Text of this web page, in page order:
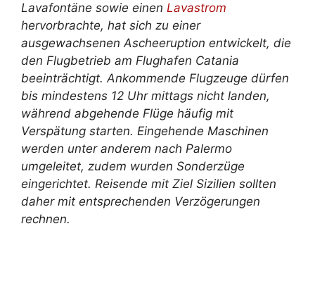
Lavafontäne sowie einen Lavastrom
hervorbrachte, hat sich zu einer
ausgewachsenen Ascheeruption entwickelt, die
den Flugbetrieb am Flughafen Catania
beeinträchtigt. Ankommende Flugzeuge dürfen
bis mindestens 12 Uhr mittags nicht landen,
während abgehende Flüge häufig mit
Verspätung starten. Eingehende Maschinen
werden unter anderem nach Palermo
umgeleitet, zudem wurden Sonderzüge
eingerichtet. Reisende mit Ziel Sizilien sollten
daher mit entsprechenden Verzögerungen
rechnen.